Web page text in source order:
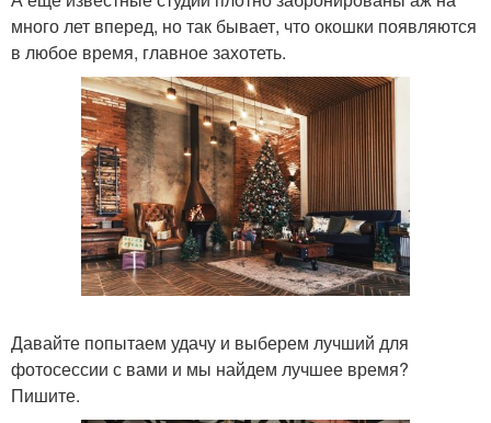
много лет вперед, но так бывает, что окошки появляются
в любое время, главное захотеть.
Давайте попытаем удачу и выберем лучший для
фотосессии с вами и мы найдем лучшее время?
Пишите.